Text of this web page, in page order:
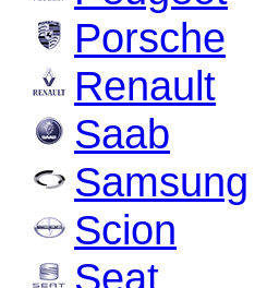
Porsche
Renault
Saab
Samsung
Scion
Seat